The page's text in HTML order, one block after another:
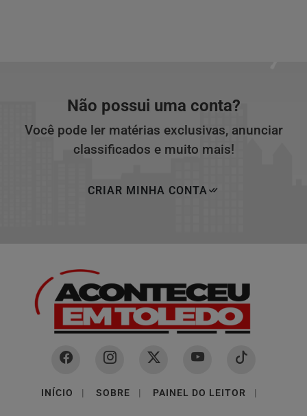
Não possui uma conta?
Você pode ler matérias exclusivas, anunciar
classificados e muito mais!
CRIAR MINHA CONTA
INÍCIO | SOBRE | PAINEL DO LEITOR |